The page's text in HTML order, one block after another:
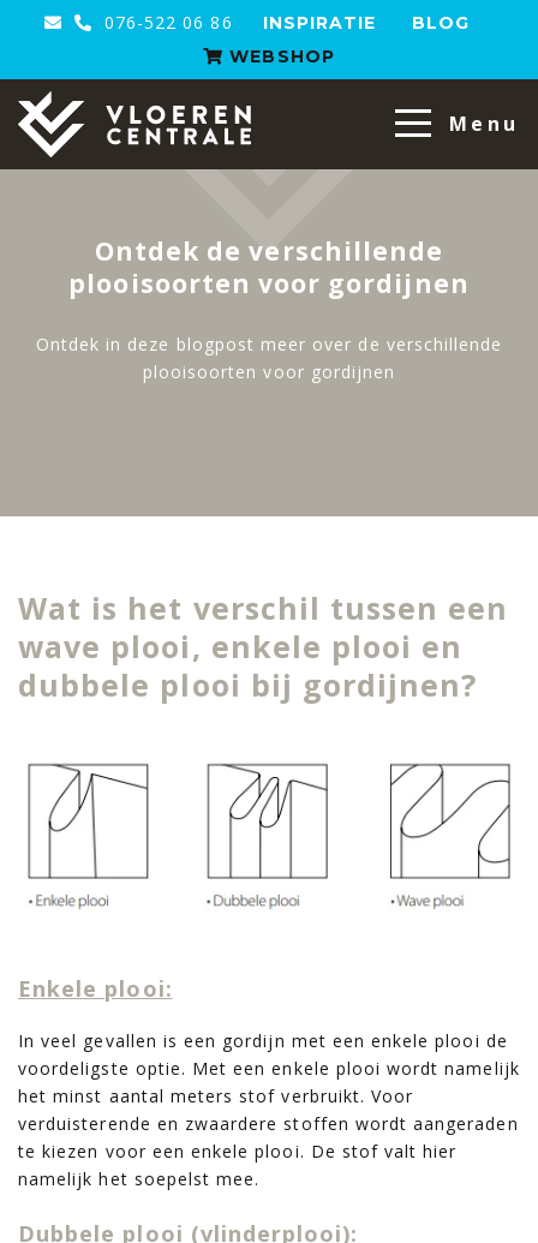
076-522 06 86 INSPIRATIE
BLOG
WEBSHOP
VloerenCentrale
Menu
Ontdek de verschillende
plooisoorten voor gordijnen
Ontdek in deze blogpost meer over de verschillende
plooisoorten voor gordijnen
Wat is het verschil tussen een
wave plooi, enkele plooi en
dubbele plooi bij gordijnen?
Enkele plooi:
In veel gevallen is een gordijn met een enkele plooi de
voordeligste optie. Met een enkele plooi wordt namelijk
het minst aantal meters stof verbruikt. Voor
verduisterende en zwaardere stoffen wordt aangeraden
te kiezen voor een enkele plooi. De stof valt hier
namelijk het soepelst mee.
Dubbele plooi (vlinderplooi):